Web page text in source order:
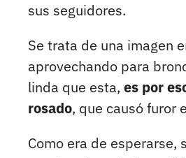
sus seguidores.
Se trata de una imagen
aprovechando para
linda que esta, es por
rosado, que causó furor
Como era de